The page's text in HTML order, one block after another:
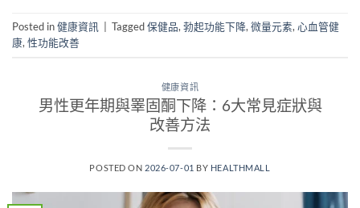
Posted in健康資訊 Tagged保健品,勃起功能下降,微量元素,心血管健
康,性功能改善
健康資訊
男性更年期與睪固酮下降：6大常見症狀與
改善方法
POSTED ON 2026-07-01 BY HEALTHMALL